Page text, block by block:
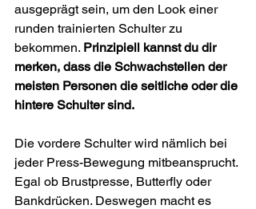
ausgeprägt sein, um den Look einer
runden trainierten Schulter zu
bekommen. Prinzipiell kannst du dir
merken, dass die Schwachstellen der
meisten Personen die seitliche oder die
hintere Schulter sind.
Die vordere Schulter wird nämlich bei
jeder Press-Bewegung mitbeansprucht.
Egal ob Brustpresse, Butterfly oder
Bankdrücken. Deswegen macht es